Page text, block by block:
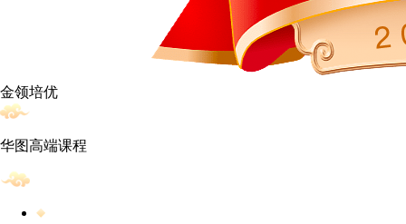
金领培优
华图高端课程